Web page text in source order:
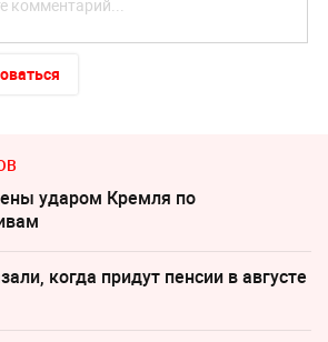
ударом Кремля по
когда придут пенсии в августе